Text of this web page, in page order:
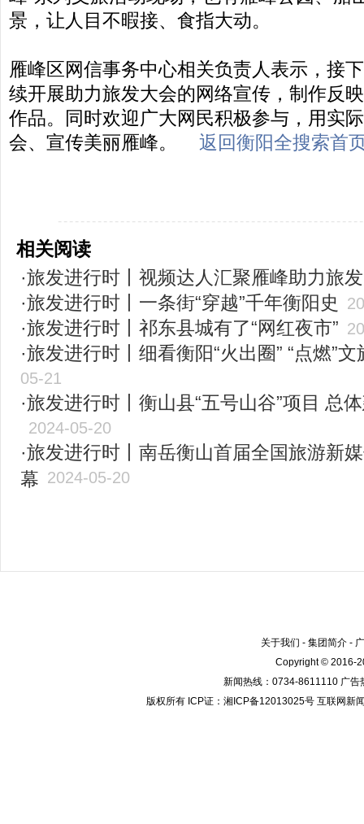
景，让人目不暇接、食指大动。
雁峰区网信事务中心相关负责人表示，接
续开展助力旅发大会的网络宣传，制作反
作品。同时欢迎广大网民积极参与，用实
会、宣传美丽雁峰。
返回衡阳全搜索首
相关阅读
·旅发进行时丨视频达人汇聚雁峰助力旅
·旅发进行时丨一条街“穿越”千年衡阳史
·旅发进行时丨祁东县城有了“网红夜市”
·旅发进行时丨细看衡阳“火出圈” “点燃”
05-21
·旅发进行时丨衡山县“五号山谷”项目 总
2024-05-20
·旅发进行时丨南岳衡山首届全国旅游新
幕 2024-05-20
关于我们 - 集团简介 -
Copyright © 2016-
新闻热线：0734-8611110 广
版权所有 ICP证：湘ICP备12013025号 互联网